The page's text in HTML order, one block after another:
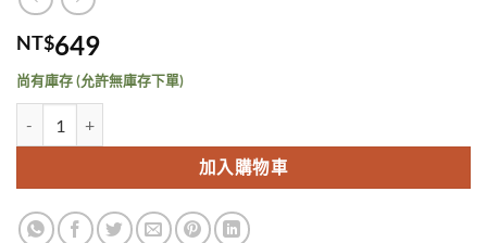
NT$649
尚有庫存 (允許無庫存下單)
加入購物車